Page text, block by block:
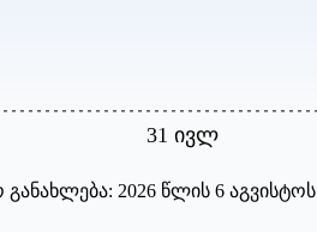
31 ივლ
2026 წლის 6 აგვისტოს